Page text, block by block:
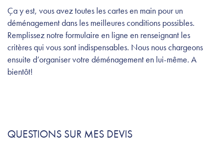
Ça y est, vous avez toutes les cartes en main pour un
déménagement dans les meilleures conditions possibles.
Remplissez notre formulaire en ligne en renseignant les
critères qui vous sont indispensables. Nous nous chargeons
ensuite d’organiser votre déménagement en lui-même. A
bientôt!
QUESTIONS SUR MES DEVIS